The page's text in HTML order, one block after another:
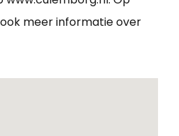
meer informatie over